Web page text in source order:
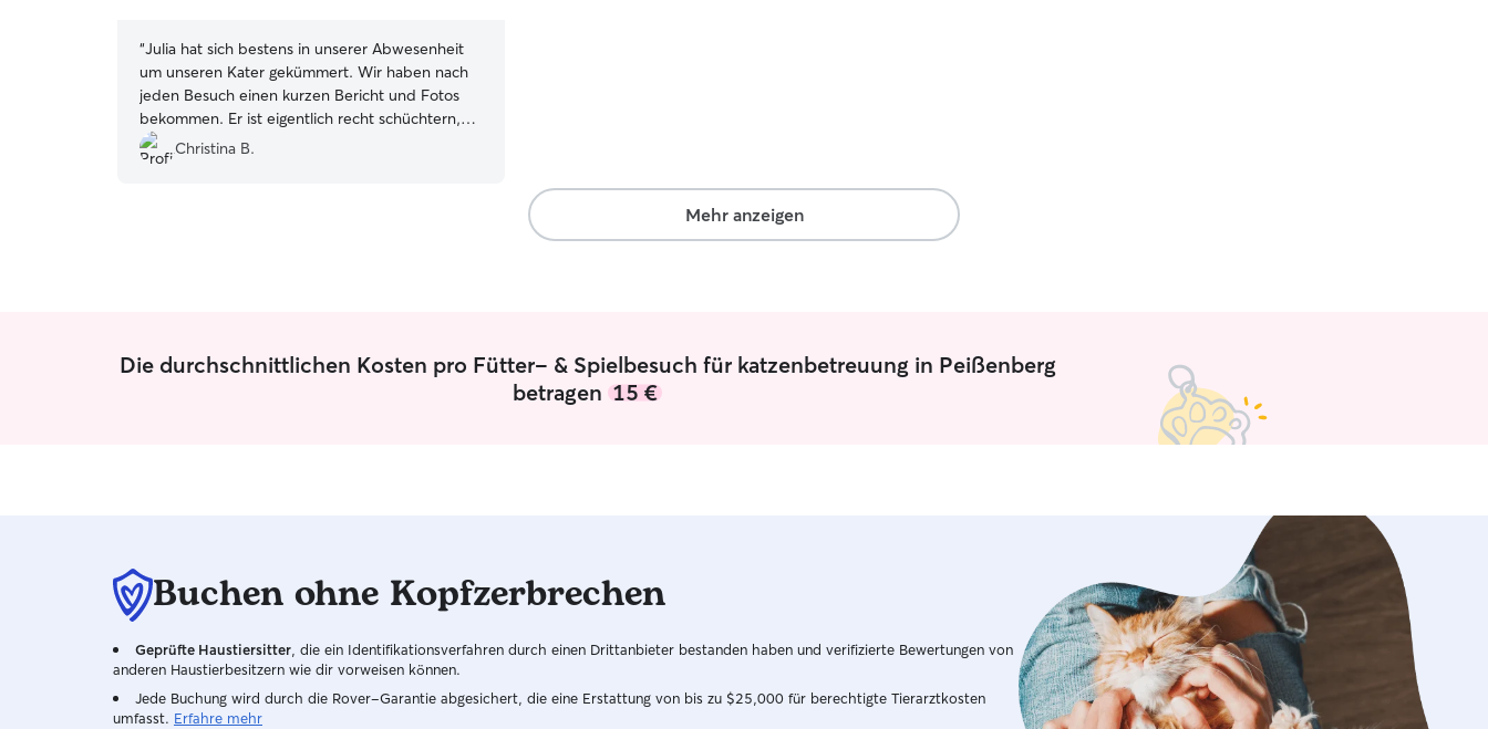
“Julia hat sich bestens in unserer Abwesenheit
um unseren Kater gekümmert. Wir haben nach
jeden Besuch einen kurzen Bericht und Fotos
bekommen. Er ist eigentlich recht schüchtern,
aber hat sich bei ihr bereits schnell
Streicheleinheiten abgeholt. Danke dir, Julia!
Christina B.
Mehr anzeigen
Die durchschnittlichen Kosten pro Fütter- & Spielbesuch für katzenbetreuung in Peißenberg
betragen15 €
Buchen ohne Kopfzerbrechen
Geprüfte Haustiersitter , die ein Identifikationsverfahren durch einen Drittanbieter bestanden haben und verifizierte Bewertungen von
anderen Haustierbesitzern wie dir vorweisen können.
Jede Buchung wird durch die Rover-Garantie abgesichert, die eine Erstattung von bis zu $25,000 für berechtigte Tierarztkosten
umfasst. Erfahre mehr